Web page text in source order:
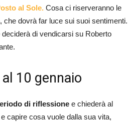
al Sole. Cosa ci riserveranno le
che dovrà far luce sui suoi sentimenti.
di vendicarsi su Roberto
10 gennaio
di riflessione e chiederà al
capire cosa vuole dalla sua vita,